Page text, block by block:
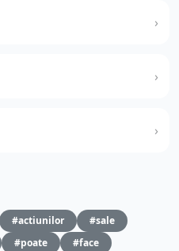
#actiunilor
#sale
#poate
#face